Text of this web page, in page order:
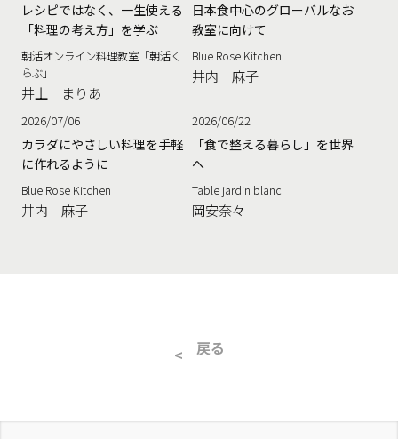
レシピではなく、一生使える
「料理の考え方」を学ぶ
朝活オンライン料理教室「朝活く
らぶ」
井上 まりあ
日本食中心のグローバルなお
教室に向けて
Blue Rose Kitchen
井内 麻子
2026/07/06
カラダにやさしい料理を手軽
に作れるように
Blue Rose Kitchen
井内 麻子
2026/06/22
「食で整える暮らし」を世界
へ
Table jardin blanc
岡安奈々
戻る